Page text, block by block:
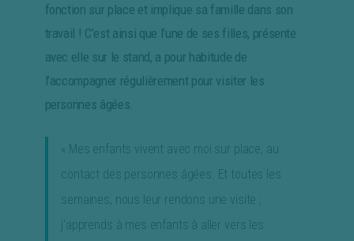
fonction sur place et implique sa famille dans son
travail ! C’est ainsi que l’une de ses filles, présente
avec elle sur le stand, a pour habitude de
l’accompagner régulièrement pour visiter les
personnes âgées.
« Mes enfants vivent avec moi sur place, au
contact des personnes âgées. Et toutes les
semaines, nous leur rendons une visite ;
j’apprends à mes enfants à aller vers les